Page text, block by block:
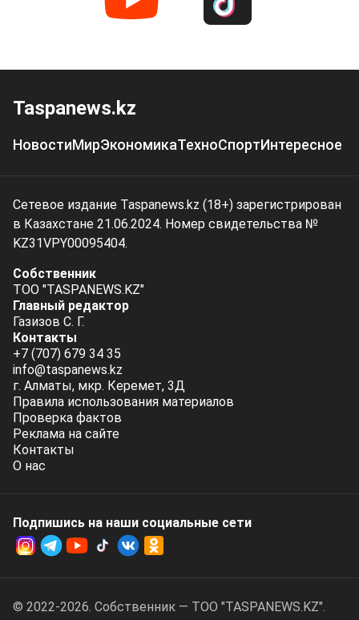
Taspanews.kz
НовостиМирЭкономикаТехноСпортИнтересное
Сетевое издание Taspanews.kz (18+) зарегистрирован
в Казахстане 21.06.2024. Номер свидетельства №
KZ31VPY00095404.
Собственник
ТОО "TASPANEWS.KZ"
Главный редактор
Газизов С. Г.
Контакты
+7 (707) 679 34 35
info@taspanews.kz
г. Алматы, мкр. Керемет, 3Д
Правила использования материалов
Проверка фактов
Реклама на сайте
Контакты
О нас
Подпишись на наши социальные cети
© 2022-2026. Собственник — ТОО "TASPANEWS.KZ".